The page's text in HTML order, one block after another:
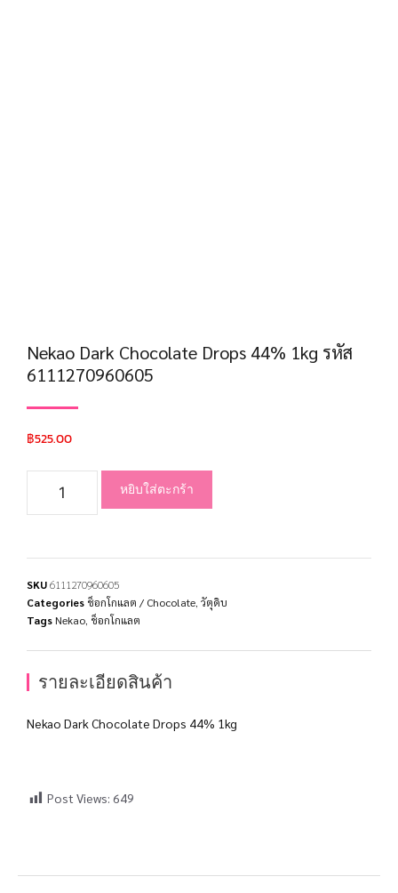
Nekao Dark Chocolate Drops 44% 1kg รหัส
6111270960605
฿525.00
หยิบใส่ตะกร้า
SKU6111270960605
Categories ช็อกโกแลต / Chocolate วัตุดิบ
Tags Nekao ช็อกโกแลต
รายละเอียดสินค้า
Nekao Dark Chocolate Drops 44% 1kg
Post Views: 649